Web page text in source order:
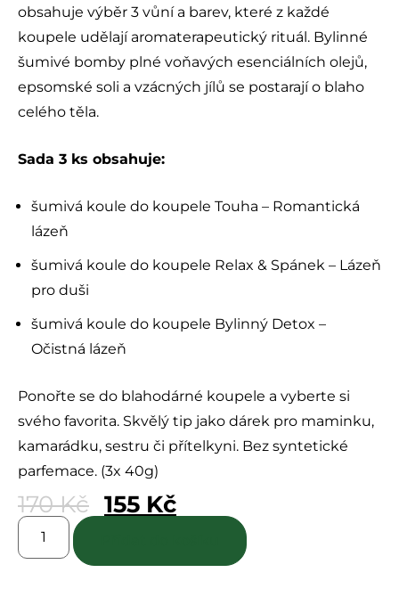
obsahuje výběr 3 vůní a barev, které z každé
koupele udělají aromaterapeutický rituál. Bylinné
šumivé bomby plné voňavých esenciálních olejů,
epsomské soli a vzácných jílů se postarají o blaho
celého těla.
Sada 3 ks obsahuje:
šumivá koule do koupele Touha – Romantická
lázeň
šumivá koule do koupele Relax & Spánek – Lázeň
pro duši
šumivá koule do koupele Bylinný Detox –
Očistná lázeň
Ponořte se do blahodárné koupele a vyberte si
svého favorita. Skvělý tip jako dárek pro maminku,
kamarádku, sestru či přítelkyni. Bez syntetické
parfemace. (3x 40g)
170Kč 155 Kč